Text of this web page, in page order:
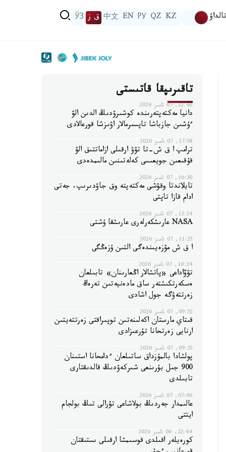
تالداۋ KZ
QZ
РУ
EN
中文 ق ز ЎЗ
تاقىرىپقا قاتىستى
22:46, 07 تامىز 2026
دانيا مەكتەپتەرىندە كوشىرۋدىڭ الدىن الۋ
ءۇشىن جازباشا تاپسىرمالار اۋىزشا قورعالادى
17:08, 07 تامىز 2026
ترامپ ا ق ش-تا تۋۋ ارقىلى ازاماتتىق الۋ
قۇقىعىن جويعىسى كەلەتىنىن مالىمدەدى
16:30, 07 تامىز 2026
تايلاندتا وقۋشى مەكتەپتە وق جاۋدىرىپ، جەتى
ادام قازا تاپتى
13:24, 07 تامىز 2026
NASA عارىشكەرلەرى عارىشقا ۇشتى
11:25, 07 تامىز 2026
ا ق ش مۋزەيىندەگى التىن ۇزەڭگى
10:24, 07 تامىز 2026
تۋۆاداعى «پاتشالار اڭعارىنان» تابىلعان
ەسكەرتكىشتەر ساق مادەنيەتىن تەرەڭ
زەرتتەۋگە جول اشادى
09:52, 07 تامىز 2026
قىتاي مارستان اكەلىنەتىن توپىراقتى زەرتتەيتىن
ارنايى زەرتحانا تۇرعىزادى
09:25, 07 تامىز 2026
پولشادا بالمۇزداق ساتىلعان ءدامحانا استىنان
900 جىل بۇرىنعى شىركەۋدىڭ قالدىقتارى
تابىلدى
07:06, 07 تامىز 2026
عالىمدار جەردىڭ بولاشاعى تۋرالى تىڭ بولجام
ايتتى
22:44, 06 تامىز 2026
كورەيلەر اقىلدى قوسىمشا ارقىلى ىستىقتان